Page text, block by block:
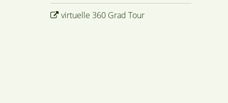
virtuelle 360 Grad Tour